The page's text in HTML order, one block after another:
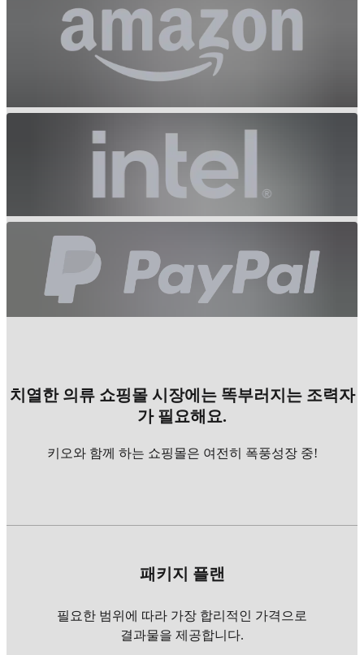
치열한 의류 쇼핑몰 시장에는 똑부러지는 조력자
가 필요해요.
키오와 함께 하는 쇼핑몰은 여전히 폭풍성장 중!
패키지 플랜
필요한 범위에 따라 가장 합리적인 가격으로
결과물을 제공합니다.